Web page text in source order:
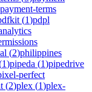
payment-terms
(1)pdpl
(2)philippines
1)pipeda (1)pipedrive
perfect
(2)plex (1)plex-